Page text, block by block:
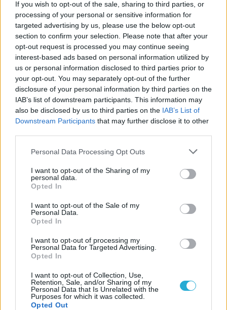
If you wish to opt-out of the sale, sharing to third parties, or
processing of your personal or sensitive information for
targeted advertising by us, please use the below opt-out
section to confirm your selection. Please note that after your
opt-out request is processed you may continue seeing
interest-based ads based on personal information utilized by
us or personal information disclosed to third parties prior to
your opt-out. You may separately opt-out of the further
disclosure of your personal information by third parties on the
IAB’s list of downstream participants. This information may
also be disclosed by us to third parties on the IAB’s List of
Downstream Participants that may further disclose it to other
Please note that this website/app uses one or more Google
not limited to your visit or usage behaviour. You may click to
grant or deny consent to Google and its third-party tags to
use your data for below specified purposes in below Google
consent section.
Personal Data Processing Opt Outs
I want to opt-out of the Sharing of my
personal data.
Opted In
I want to opt-out of the Sale of my
Personal Data.
Opted In
I want to opt-out of processing my
Personal Data for Targeted Advertising.
Opted In
I want to opt-out of Collection, Use,
Retention, Sale, and/or Sharing of my
Personal Data that Is Unrelated with the
Purposes for which it was collected.
Opted Out
ΡΟΗ ΕΙΔΗΣΕΩΝ
08/08/2026
Δείπνο της ΕΟΠΕ προς τιμήν του Ισίδωρου Κούβελου
παρουσία των Εθνικών ομάδων
07/08/2026
«Αντίο» με ήττα για τις διεθνείς μας στο τουρνουά του
Ουρμπίνο
Το πάλεψε μέχρι τέλους η Εθνική γυναικών κόντρα
06/08/2026
Η FIVB σχεδιάζει να διοργανώσει το Παγκόσμιο
Πρωτάθλημα τον Δεκέμβριο – Αντιδρούν οι σύλλογοι
06/08/2026
Έτοιμη για… υψηλές πτήσεις η Μπενφίκα του Ψάρρα
με τον «Ιπτάμενο Ολλανδό» Βίλτενμπουργκ
05/08/2026
Ισόπαλο το πρωτο φιλικό τεστ της Εθνικής στο